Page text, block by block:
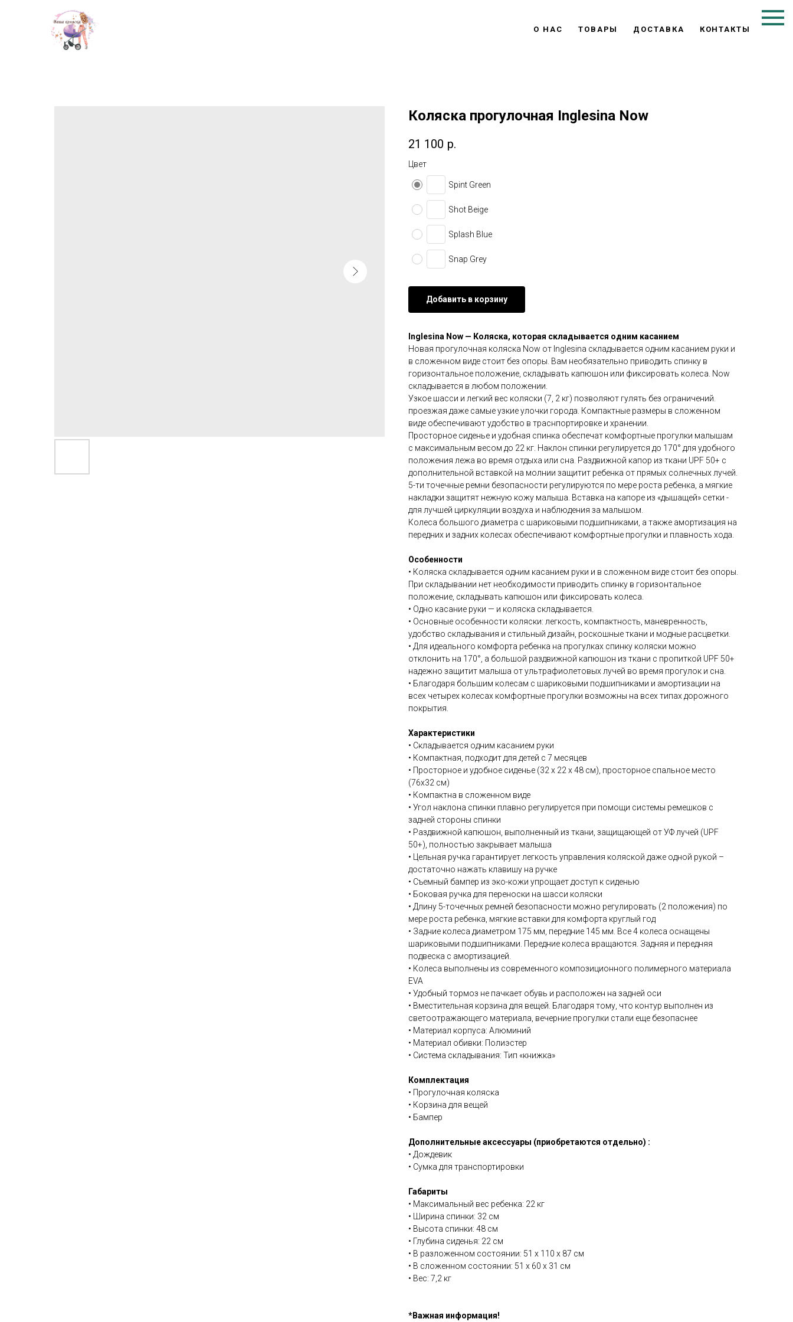
О НАС ТОВАРЫ ДОСТАВКА КОНТАКТЫ
Коляска прогулочная Inglesina Now
21 100 р.
Цвет
Spint Green
Shot Beige
Splash Blue
Snap Grey
Добавить в корзину
Inglesina Now — Коляска, которая складывается одним касанием
Новая прогулочная коляска Now от Inglesina складывается одним касанием руки и
в сложенном виде стоит без опоры. Вам необязательно приводить спинку в
горизонтальное положение, складывать капюшон или фиксировать колеса. Now
складывается в любом положении.
Узкое шасси и легкий вес коляски (7, 2 кг) позволяют гулять без ограничений.
проезжая даже самые узкие улочки города. Компактные размеры в сложенном
виде обеспечивают удобство в траснпортировке и хранении.
Просторное сиденье и удобная спинка обеспечат комфортные прогулки малышам
с максимальным весом до 22 кг. Наклон спинки регулируется до 170° для удобного
положения лежа во время отдыха или сна. Раздвижной капор из ткани UPF 50+ с
дополнительной вставкой на молнии защитит ребенка от прямых солнечных лучей.
5-ти точечные ремни безопасности регулируются по мере роста ребенка, а мягкие
накладки защитят нежную кожу малыша. Вставка на капоре из «дышащей» сетки -
для лучшей циркуляции воздуха и наблюдения за малышом.
Колеса большого диаметра с шариковыми подшипниками, а также амортизация на
передних и задних колесах обеспечивают комфортные прогулки и плавность хода.
Особенности
• Коляска складывается одним касанием руки и в сложенном виде стоит без опоры.
При складывании нет необходимости приводить спинку в горизонтальное
положение, складывать капюшон или фиксировать колеса.
• Одно касание руки — и коляска складывается.
• Основные особенности коляски: легкость, компактность, маневренность,
удобство складывания и стильный дизайн, роскошные ткани и модные расцветки.
• Для идеального комфорта ребенка на прогулках спинку коляски можно
отклонить на 170°, а большой раздвижной капюшон из ткани с пропиткой UPF 50+
надежно защитит малыша от ультрафиолетовых лучей во время прогулок и сна.
• Благодаря большим колесам с шариковыми подшипниками и амортизации на
всех четырех колесах комфортные прогулки возможны на всех типах дорожного
покрытия.
Характеристики
• Складывается одним касанием руки
• Компактная, подходит для детей с 7 месяцев
• Просторное и удобное сиденье (32 x 22 х 48 cм), просторное спальное место
(76х32 см)
• Компактна в сложенном виде
• Угол наклона спинки плавно регулируется при помощи системы ремешков с
задней стороны спинки
• Раздвижной капюшон, выполненный из ткани, защищающей от УФ лучей (UPF
50+), полностью закрывает малыша
• Цельная ручка гарантирует легкость управления коляской даже одной рукой –
достаточно нажать клавишу на ручке
• Съемный бампер из эко-кожи упрощает доступ к сиденью
• Боковая ручка для переноски на шасси коляски
• Длину 5-точечных ремней безопасности можно регулировать (2 положения) по
мере роста ребенка, мягкие вставки для комфорта круглый год
• Задние колеса диаметром 175 мм, передние 145 мм. Все 4 колеса оснащены
шариковыми подшипниками. Передние колеса вращаются. Задняя и передняя
подвеска с амортизацией.
• Колеса выполнены из современного композиционного полимерного материала
EVA
• Удобный тормоз не пачкает обувь и расположен на задней оси
• Вместительная корзина для вещей. Благодаря тому, что контур выполнен из
светоотражающего материала, вечерние прогулки стали еще безопаснее
• Материал корпуса: Алюминий
• Материал обивки: Полиэстер
• Система складывания: Тип «книжка»
Комплектация
• Прогулочная коляска
• Корзина для вещей
• Бампер
Дополнительные аксессуары (приобретаются отдельно) :
• Дождевик
• Сумка для транспортировки
Габариты
• Максимальный вес ребенка: 22 кг
• Ширина спинки: 32 см
• Высота спинки: 48 см
• Глубина сиденья: 22 см
• В разложенном состоянии: 51 x 110 x 87 см
• В сложенном состоянии: 51 x 60 x 31 см
• Вес: 7,2 кг
*Важная информация!